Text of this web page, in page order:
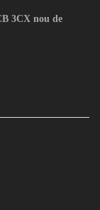
3CX nou de